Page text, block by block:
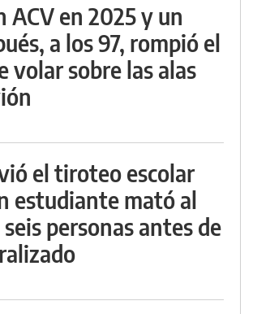
ACV en 2025 y un
a los 97, rompió el
volar sobre las alas
el tiroteo escolar
estudiante mató al
personas antes de